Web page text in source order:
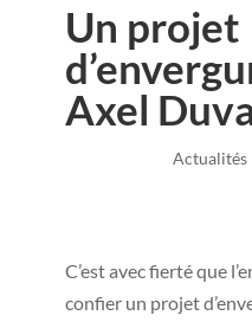
Un projet
Axel
Actualités
C’est avec fierté que
confier un projet